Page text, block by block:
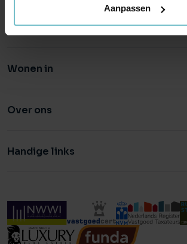
Aanpassen
Wonen in
Over ons
Handige links